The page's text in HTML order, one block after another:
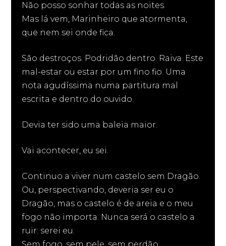
Não posso sonhar todas as noites.
Mas lá vem, Marinheiro que atormenta,
que nem sei onde fica.
São destroços. Podridão dentro. Raiva. Este
mal-estar ou estar por um fino fio. Uma
nota agudíssima numa partitura mal
escrita e dentro do ouvido.
Devia ter sido uma baleia maior.
Vai acontecer, eu sei.
Continuo a viver num castelo sem Dragão.
Ou, perspectivando, deveria ser eu o
Dragão, mas o castelo é de areia e o meu
fogo não importa. Nunca será o castelo a
ruir: serei eu.